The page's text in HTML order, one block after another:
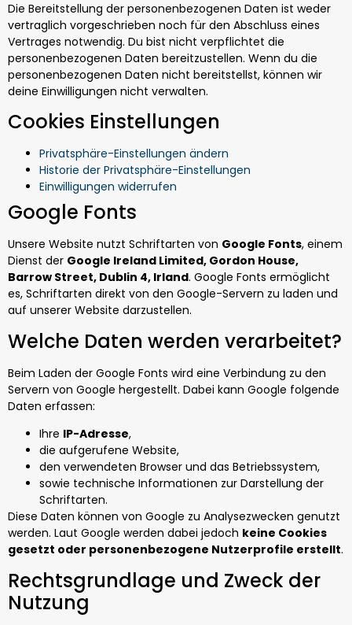
Die Bereitstellung der personenbezogenen Daten ist weder
vertraglich vorgeschrieben noch für den Abschluss eines
Vertrages notwendig. Du bist nicht verpflichtet die
personenbezogenen Daten bereitzustellen. Wenn du die
personenbezogenen Daten nicht bereitstellst, können wir
deine Einwilligungen nicht verwalten.
Cookies Einstellungen
Privatsphäre-Einstellungen ändern
Historie der Privatsphäre-Einstellungen
Einwilligungen widerrufen
Google Fonts
Unsere Website nutzt Schriftarten von Google Fonts, einem
Dienst der Google Ireland Limited, Gordon House,
Barrow Street, Dublin 4, Irland. Google Fonts ermöglicht
es, Schriftarten direkt von den Google-Servern zu laden und
auf unserer Website darzustellen.
Welche Daten werden verarbeitet?
Beim Laden der Google Fonts wird eine Verbindung zu den
Servern von Google hergestellt. Dabei kann Google folgende
Daten erfassen:
Ihre IP-Adresse,
die aufgerufene Website,
den verwendeten Browser und das Betriebssystem,
sowie technische Informationen zur Darstellung der
Schriftarten.
Diese Daten können von Google zu Analysezwecken genutzt
werden. Laut Google werden dabei jedoch keine Cookies
gesetzt oder personenbezogene Nutzerprofile erstellt.
Rechtsgrundlage und Zweck der
Nutzung